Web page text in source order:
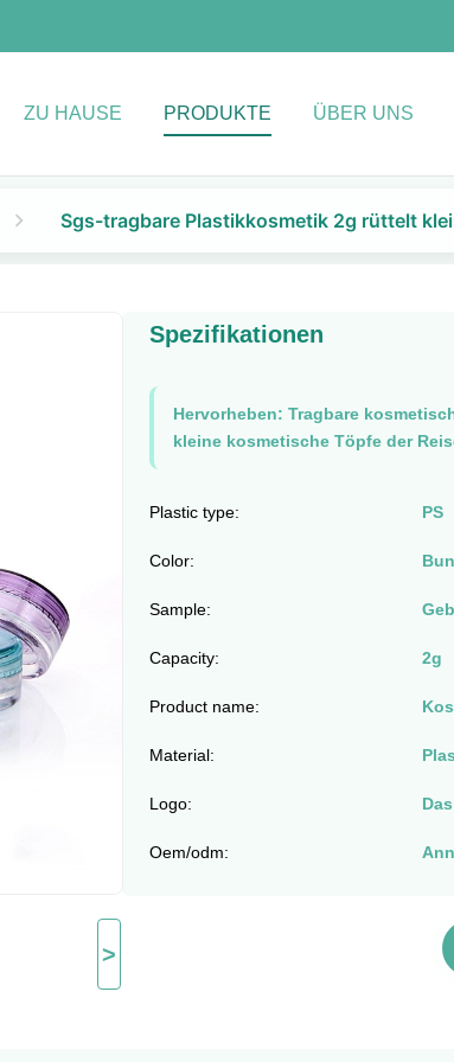
ZU HAUSE PRODUKTE ÜBER UNS
Sgs-tragbare Plastikkosmetik 2g rüttelt
>
Spezifikationen
Hervorheben: Tragbare
kleine kosmetische Töpfe der
Plastic type: PS
Color:
Sample:
Capacity: 2g
Product name:
Material:
Logo:
Oem/odm: